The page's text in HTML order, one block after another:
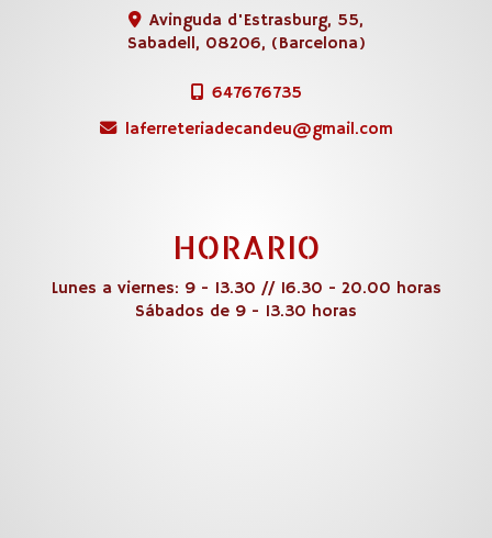
Avinguda d'Estrasburg, 55,
Sabadell, 08206, (Barcelona)
647676735
laferreteriadecandeu
gmail.com
HORARIO
Lunes a viernes: 9 - 13.30 // 16.30 - 20.00 horas
Sábados de 9 - 13.30 horas